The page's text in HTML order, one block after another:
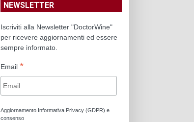
NEWSLETTER
Iscriviti alla Newsletter "DoctorWine"
per ricevere aggiornamenti ed essere
sempre informato.
Email *
Aggiornamento Informativa Privacy (GDPR) e
consenso